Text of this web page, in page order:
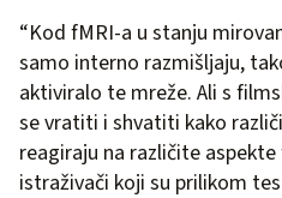
“Kod fMRI-a u stanju
samo interno razmišljaju,
aktiviralo te mreže. Ali s
se vratiti i shvatiti kako
reagiraju na različite aspekte
istraživači koji su prilikom